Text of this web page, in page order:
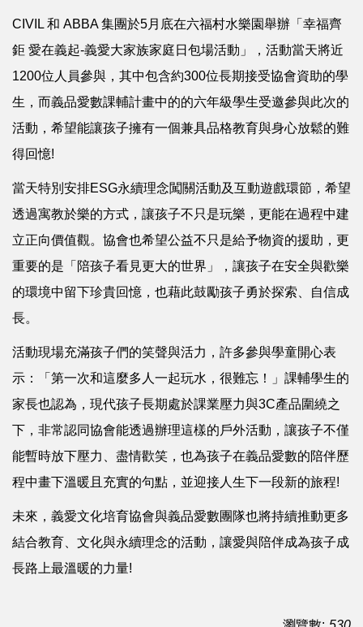
CIVIL 和 ABBA 集團於5月底在六福村水樂園舉辦「幸福齊
鉅 愛在義起-義愛大家族家庭日包場活動」，活動當天將近
1200位人員參與，其中包含約300位長期接受協會資助的學
生，而義品愛數課輔計畫中的的六年級學生受邀參與此次的
活動，希望能讓孩子擁有一個兼具品格教育與身心放鬆的難
得回憶!
當天特別安排ESG永續理念闖關活動及互動遊戲環節，希望
透過寓教於樂的方式，讓孩子不只是玩樂，更能在過程中建
立正向價值觀。協會也希望公益不只是給予物資的援助，更
重要的是「陪孩子看見更大的世界」，讓孩子在安全與歡樂
的環境中留下珍貴回憶，也藉此鼓勵孩子勇於探索、自信成
長。
活動現場充滿孩子們的笑聲與活力，許多參與學童開心表
示：「第一次和這麼多人一起玩水，很難忘！」課輔學生的
家長也認為，現代孩子長期處於課業壓力與3C產品圍繞之
下，非常認同協會能透過辦理這樣的戶外活動，讓孩子不僅
能暫時放下壓力、盡情歡笑，也為孩子在義品愛數的陪伴歷
程中畫下溫暖且充實的句點，並迎接人生下一段新的旅程!
未來，義愛文化培育協會與義品愛數團隊也將持續推動更多
結合教育、文化與永續理念的活動，讓愛與陪伴成為孩子成
長路上最溫暖的力量!